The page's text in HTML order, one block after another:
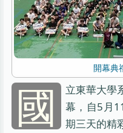
開幕典
國
立東華大學
幕，自5月
期三天的精